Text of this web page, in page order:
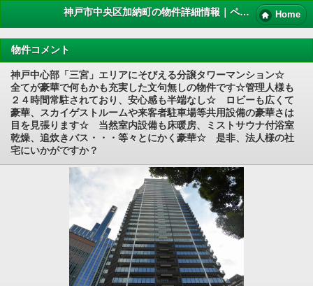
神戸市中央区加納町の物件詳細情報｜ペット 賃貸 Home
物件コメント
神戸中心部「三宮」エリアにそびえる分譲タワーマンション☆
全てが豪華で何もかも充実した文句無しの物件です☆管理人様も
２４時間常駐されており、安心感も半端なし☆ ロビーも広くて
豪華、スカイゲストルームや来客者駐車場等共用設備の豪華さは
目を見張ります☆ 当然室内設備も床暖房、ミストサウナ付浴室
乾燥、追炊きバス・・・等々とにかく豪華☆ 是非、法人様の社
宅にいかがですか？